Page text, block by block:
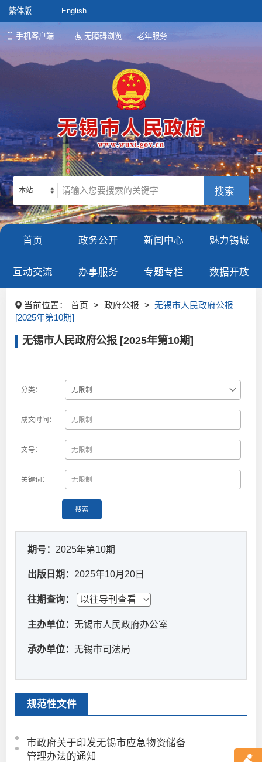
繁体版 English
手机客户端 无障碍浏览 老年服务
本站
首页 政务公开 新闻中心 魅力锡城
互动交流 办事服务 专题专栏 数据开放
当前位置： 首页 > 政府公报 > 无锡市人民政府公报
[2025年第10期]
无锡市人民政府公报 [2025年第10期]
分类：
成文时间：
文号：
关键词：
搜索
期号： 2025年第10期
出版日期： 2025年10月20日
往期查询：
主办单位：无锡市人民政府办公室
承办单位：无锡市司法局
规范性文件
市政府关于印发无锡市应急物资储备
管理办法的通知